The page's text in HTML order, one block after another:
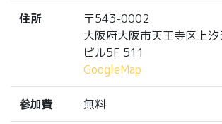
住所
〒543-0002
大阪府大阪市天王寺区上
ビル5F 511
GoogleMap
参加費 無料